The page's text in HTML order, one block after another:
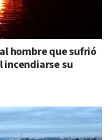
hombre que sufrió
incendiarse su